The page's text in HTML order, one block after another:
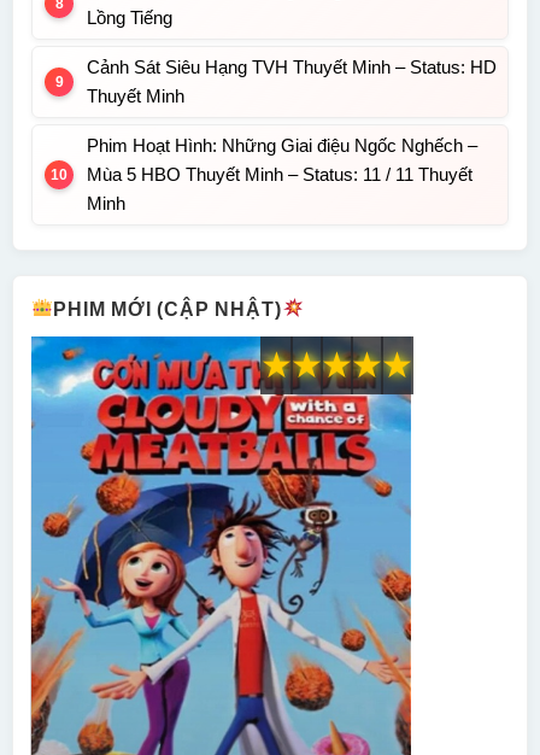
Lồng Tiếng
Cảnh Sát Siêu Hạng TVH Thuyết Minh – Status: HD
Thuyết Minh
Phim Hoạt Hình: Những Giai điệu Ngốc Nghếch –
Mùa 5 HBO Thuyết Minh – Status: 11 / 11 Thuyết
Minh
PHIM MỚI (CẬP NHẬT)
★
★
★
★
★